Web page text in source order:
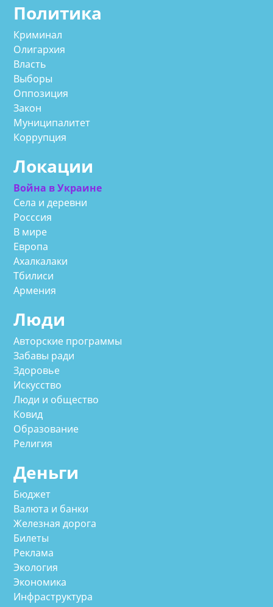
Политика
Криминал
Олигархия
Власть
Выборы
Оппозиция
Закон
Муниципалитет
Коррупция
Локации
Война в Украине
Села и деревни
Росссия
В мире
Европа
Ахалкалаки
Тбилиси
Армения
Люди
Авторские программы
Забавы ради
Здоровье
Искусство
Люди и общество
Ковид
Образование
Религия
Деньги
Бюджет
Валюта и банки
Железная дорога
Билеты
Реклама
Экология
Экономика
Инфраструктура